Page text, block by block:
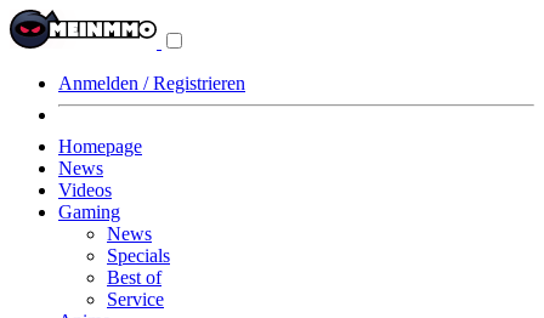
Anmelden / Registrieren
Homepage
News
Videos
Gaming
News
Specials
Best of
Service